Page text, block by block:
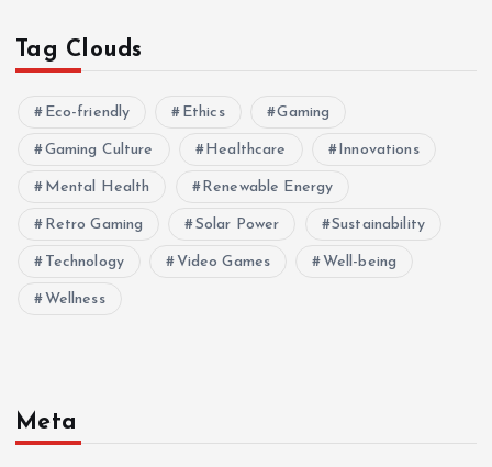
Tag Clouds
Eco-friendly Ethics Gaming
Gaming Culture Healthcare Innovations
Mental Health Renewable Energy
Retro Gaming Solar Power Sustainability
Technology Video Games Well-being
Wellness
Meta